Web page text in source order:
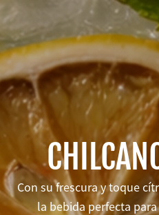
Con su frescura y toque
la bebida perfecta